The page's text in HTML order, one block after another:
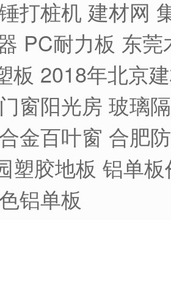
打桩机 建材网
PC耐力板 东莞
板 2018年北京
窗阳光房 玻璃
金百叶窗 合肥
塑胶地板 铝单
铝单板